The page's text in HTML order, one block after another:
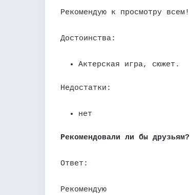
Рекомендую к просмотру всем!
Достоинства:
Актерская игра, сюжет.
Недостатки:
нет
Рекомендовали ли бы друзьям?
Ответ:
Рекомендую